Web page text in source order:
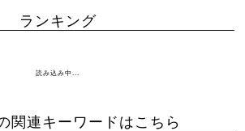
ランキング
読み込み中...
関連キーワードはこちら